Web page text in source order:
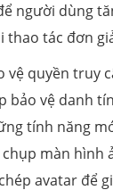
người dùng
thao tác đơn
vệ quyền truy
bảo vệ danh
tính năng
màn hình
avatar để